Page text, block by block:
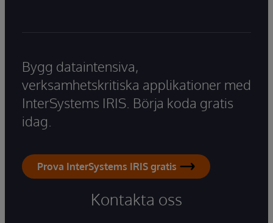
Bygg dataintensiva,
verksamhetskritiska applikationer med
InterSystems IRIS. Börja koda gratis
idag.
Prova InterSystems IRIS gratis
Kontakta oss